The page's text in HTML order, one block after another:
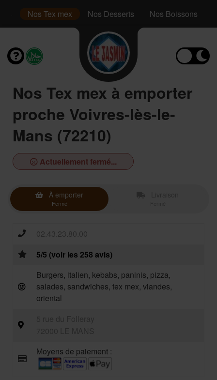
Nos Tex mex Nos Desserts Nos Boissons
Nos Tex mex à emporter
proche Voivres-lès-le-
Mans (72210)
Actuellement fermé...
À emporter
Fermé
02.43.23.80.00
5/5 (voir les 258 avis)
Burgers, italien, kebabs, paninis, pizza,
salades, sandwiches, tex mex, viandes,
oriental
Moyens de paiement :